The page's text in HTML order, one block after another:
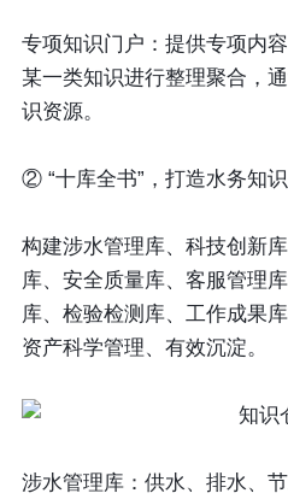
专项知识门户 ：提供专项内
某一类知识进行整理聚合，
识资源。
② “十库全书”，打造水务知
构建涉水管理库、科技创新
库、安全质量库、客服管理
库、检验检测库、工作成果
资产科学管理、有效沉淀。
涉水管理库：供水、排水、